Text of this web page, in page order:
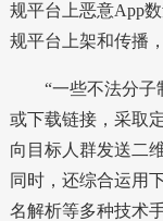
规平台上恶意App
规平台上架和传播
“一些不法分子
或下载链接，采取
向目标人群发送二
同时，还综合运用
名解析等多种技术